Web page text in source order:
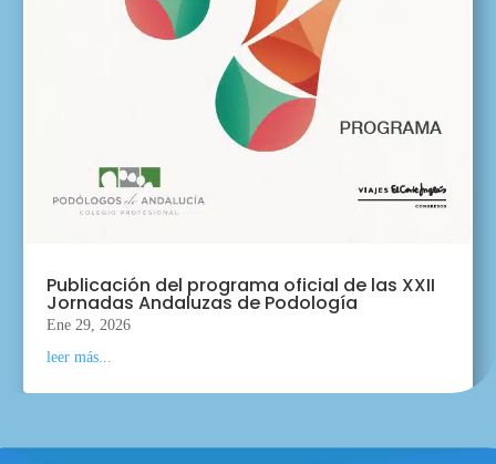
Publicación del programa oficial de las XXII
Jornadas Andaluzas de Podología
Ene 29, 2026
leer más...